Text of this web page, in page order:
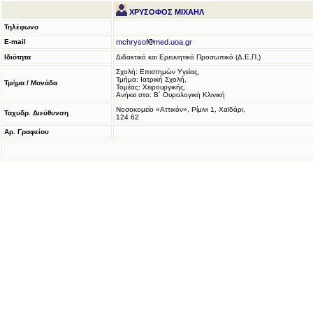
ΧΡΥΣΟΦΟΣ ΜΙΧΑΗΛ
Τηλέφωνο
E-mail
mchrysof med.uoa.gr
Ιδιότητα Διδακτικό και Ερευνητικό Προσωπικό (Δ.Ε.Π.)
Τμήμα / Μονάδα
Σχολή: Επιστημών Υγείας,
Τμήμα: Ιατρική Σχολή,
Τομέας: Χειρουργικής,
Ανήκει στο: Β´ Ουρολογική Κλινική
Ταχυδρ. Διεύθυνση
Νοσοκομείο «Αττικόν», Ρίμινι 1, Χαϊδάρι,
124 62
Αρ. Γραφείου